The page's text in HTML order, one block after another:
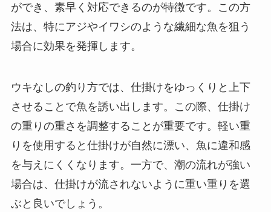
ができ、素早く対応できるのが特徴です。この方
法は、特にアジやイワシのような繊細な魚を狙う
場合に効果を発揮します。
ウキなしの釣り方では、仕掛けをゆっくりと上下
させることで魚を誘い出します。この際、仕掛け
の重りの重さを調整することが重要です。軽い重
りを使用すると仕掛けが自然に漂い、魚に違和感
を与えにくくなります。一方で、潮の流れが強い
場合は、仕掛けが流されないように重い重りを選
ぶと良いでしょう。